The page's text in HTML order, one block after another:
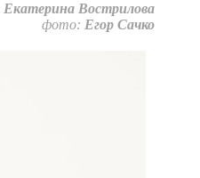
Екатерина Вострилова
фото: Егор Сачко